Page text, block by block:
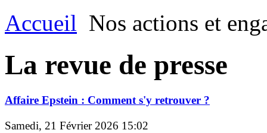
Accueil Nos actions et
La revue de presse
Affaire Epstein : Comment s'y retrouver ?
Samedi, 21 Février 2026 15:02